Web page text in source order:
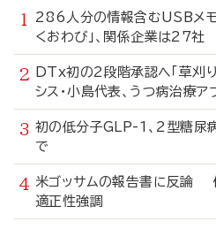
286人分の情報含むUSBメ
くおわび」、関係企業は27社
DTx初の2段階承認へ「草刈
シス・小島代表、うつ病治療ア
初の低分子GLP-1、2型糖尿
で
米ゴッサムの報告書に反論
適正性強調